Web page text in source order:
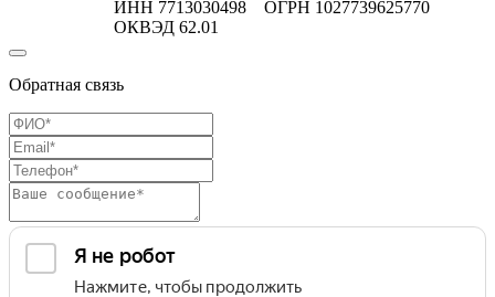
ИНН 7713030498 ОГРН 1027739625770
ОКВЭД 62.01
Обратная связь